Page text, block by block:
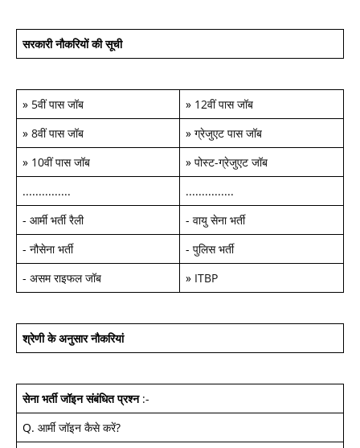
सरकारी नौकरियों की सूची
» 5वीं पास जॉब » 12वीं पास जॉब
» 8वीं पास जॉब » ग्रेजुएट पास जॉब
» 10वीं पास जॉब » पोस्ट-ग्रेजुएट जॉब
...............
...............
- आर्मी भर्ती रैली - वायु सेना भर्ती
- नौसेना भर्ती - पुलिस भर्ती
- असम राइफल जॉब » ITBP
श्रेणी के अनुसार नौकरियां
सेना भर्ती जॉइन संबंधित प्रश्न:-
Q. आर्मी जॉइन कैसे करें?